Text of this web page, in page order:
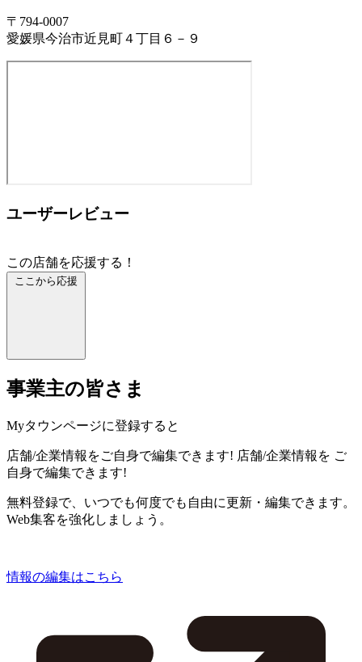
〒794-0007
愛媛県今治市近見町４丁目６－９
ユーザーレビュー
この店舗を応援する！
ここから応援
事業主の皆さま
Myタウンページに登録すると
店舗/企業情報をご自身で編集できます! 店舗/企業情報を ご
自身で編集できます!
無料登録で、いつでも何度でも自由に更新・編集できます。
Web集客を強化しましょう。
情報の編集はこちら